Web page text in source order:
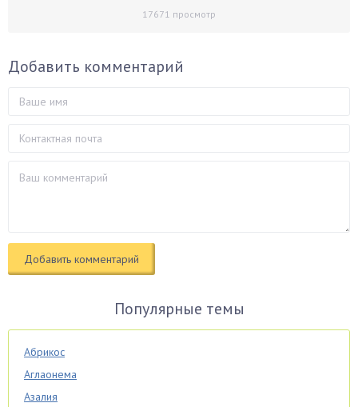
17671 просмотр
Добавить комментарий
Популярные темы
Абрикос
Аглаонема
Азалия